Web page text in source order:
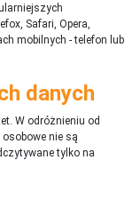
Safari, Opera,
mobilnych - telefon lub
danych
W odróżnieniu od
osobowe nie są
tylko na